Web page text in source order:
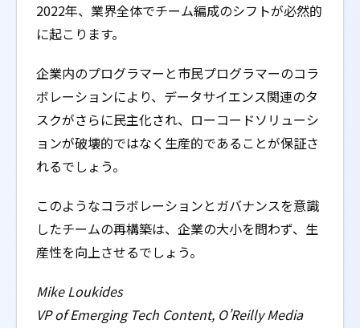
2022年、業界全体でチーム編成のシフトが必然的
に起こります。
企業内のプログラマーと市民プログラマーのコラ
ボレーションにより、データサイエンス関連のタ
スクがさらに民主化され、ローコードソリューシ
ョンが破壊的ではなく生産的であることが保証さ
れるでしょう。
このようなコラボレーションとガバナンスを意識
したチームの再構築は、企業の大小を問わず、生
産性を向上させるでしょう。
Mike Loukides
VP of Emerging Tech Content, O’Reilly Media